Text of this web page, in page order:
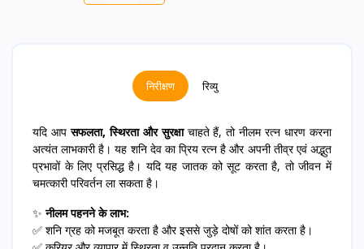
निरीक्षण रिव्यु
यदि आपसफलता, स्थिरता और सुरक्षाचाहते हैं, तो नीलम रत्न धारण करना
अत्यंत लाभकारी है। यह शनि देव का प्रिय रत्न है और अपनी तीव्र एवं अद्भुत
प्रभावों के लिए प्रसिद्ध है। यदि यह जातक को सूट करता है, तो जीवन में
चमत्कारी परिवर्तन ला सकता है।
✨नीलम पहनने के लाभ:
✅ शनि ग्रह को मजबूत करता है और इससे जुड़े दोषों को शांत करता है।